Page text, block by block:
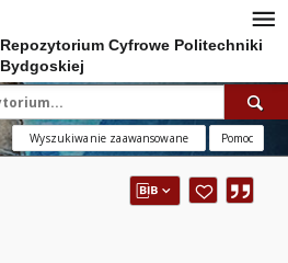
Repozytorium Cyfrowe Politechniki
Bydgoskiej
Wyszukiwanie zaawansowane Pomoc